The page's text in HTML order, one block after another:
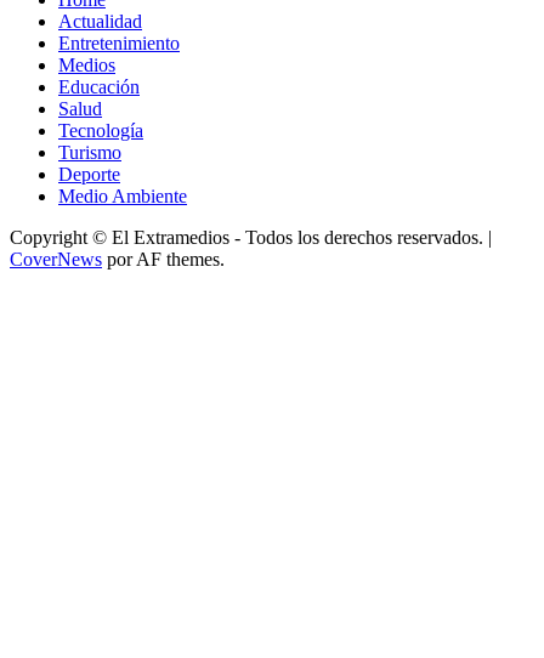
Actualidad
Entretenimiento
Medios
Educación
Salud
Tecnología
Turismo
Deporte
Medio Ambiente
Copyright © El Extramedios - Todos los derechos reservados. |
CoverNews por AF themes.